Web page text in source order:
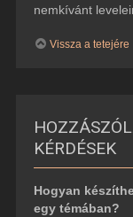
nemkívánt
Vissza a tetejére
KÉRDÉSEK
Hogyan
egy témában?